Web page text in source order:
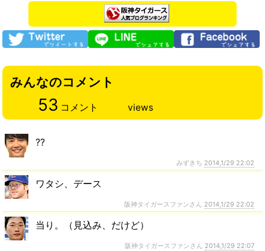
みんなのコメント
53 コメント views
??
みずきち 2014,1/29 22:02
ワタシ、デース
阪神タイガースファンさん 2014,1/29 22:02
当り。（見込み、だけど）
阪神タイガースファンさん 2014,1/29 22:07